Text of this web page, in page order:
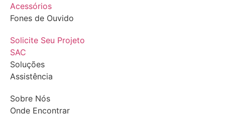
Acessórios
Fones de Ouvido
Solicite Seu Projeto
SAC
Soluções
Assistência
Sobre Nós
Onde Encontrar